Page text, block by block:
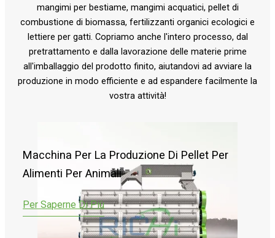
mangimi per bestiame, mangimi acquatici, pellet di
combustione di biomassa, fertilizzanti organici ecologici e
lettiere per gatti. Copriamo anche l'intero processo, dal
pretrattamento e dalla lavorazione delle materie prime
all'imballaggio del prodotto finito, aiutandovi ad avviare la
produzione in modo efficiente e ad espandere facilmente la
vostra attività!
Macchina Per La Produzione Di Pellet Per
Alimenti Per Animali
Per Saperne Di Più